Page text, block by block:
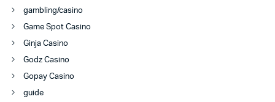
gambling/casino
Game Spot Casino
Ginja Casino
Godz Casino
Gopay Casino
guide